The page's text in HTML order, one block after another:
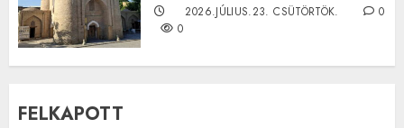
2026.JÚLIUS.23. CSÜTÖRTÖK.
0
0
FELKAPOTT